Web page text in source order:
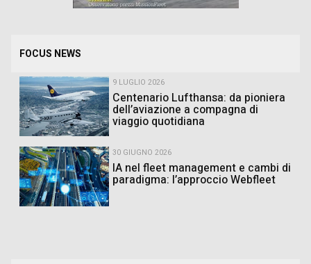
FOCUS NEWS
9 LUGLIO 2026
Centenario Lufthansa: da pioniera
dell’aviazione a compagna di
viaggio quotidiana
30 GIUGNO 2026
IA nel fleet management e cambi di
paradigma: l’approccio Webfleet